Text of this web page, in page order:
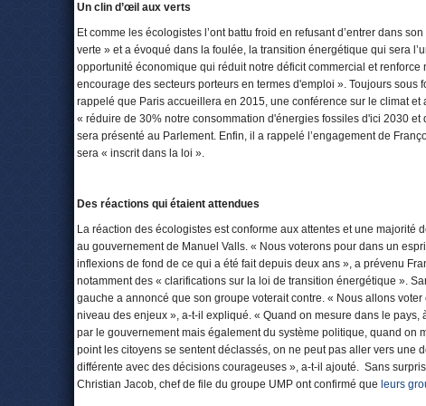
Un clin d’œil aux verts
Et comme les écologistes l’ont battu froid en refusant d’entrer dans
verte » et a évoqué dans la foulée, la transition énergétique qui sera
opportunité économique qui réduit notre déficit commercial et
encourage des secteurs porteurs en termes d'emploi ». Toujours
rappelé que Paris accueillera en 2015, une conférence sur le climat et
« réduire de 30% notre consommation d'énergies fossiles d'ici 2030
sera présenté au Parlement. Enfin, il a rappelé l’engagement de
sera « inscrit dans la loi ».
Des réactions qui étaient attendues
La réaction des écologistes est conforme aux attentes et une
au gouvernement de Manuel Valls. « Nous voterons pour dans un
inflexions de fond de ce qui a été fait depuis deux ans », a prévenu
notamment des « clarifications sur la loi de transition énergétique ».
gauche a annoncé que son groupe voterait contre. « Nous allons
niveau des enjeux », a-t-il expliqué. « Quand on mesure dans le
par le gouvernement mais également du système politique, quand on
point les citoyens se sentent déclassés, on ne peut pas aller vers une
différente avec des décisions courageuses », a-t-il ajouté. Sans
Christian Jacob, chef de file du groupe UMP ont confirmé que leurs